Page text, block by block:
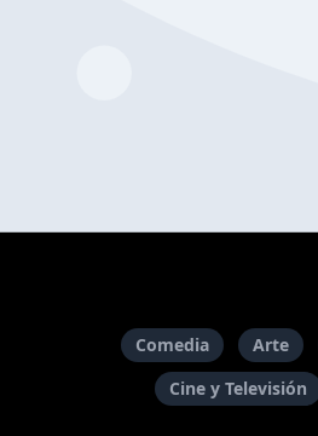
Comedia Arte
Cine y Televisión